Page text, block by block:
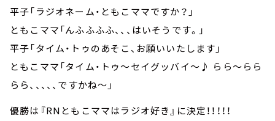
平子「ラジオネーム・ともこママですか？」
ともこママ「んふふふふ、、、はいそうです。」
平子「タイム・トゥのあそこ、お願いいたします」
ともこママ「タイム・トゥ～セイグッバイ～♪ らら～らら
らら、、、、、ですかね～」
優勝は『RNともこママはラジオ好き』に決定！！！！！